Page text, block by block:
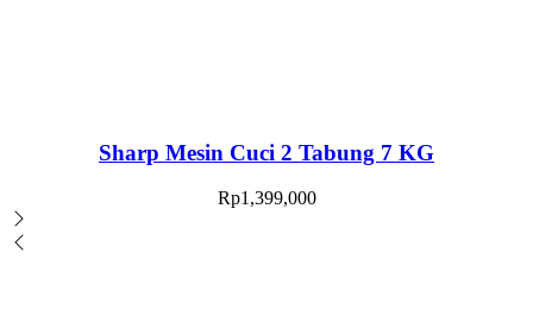
Sharp Mesin Cuci 2 Tabung 7 KG
Rp1,399,000